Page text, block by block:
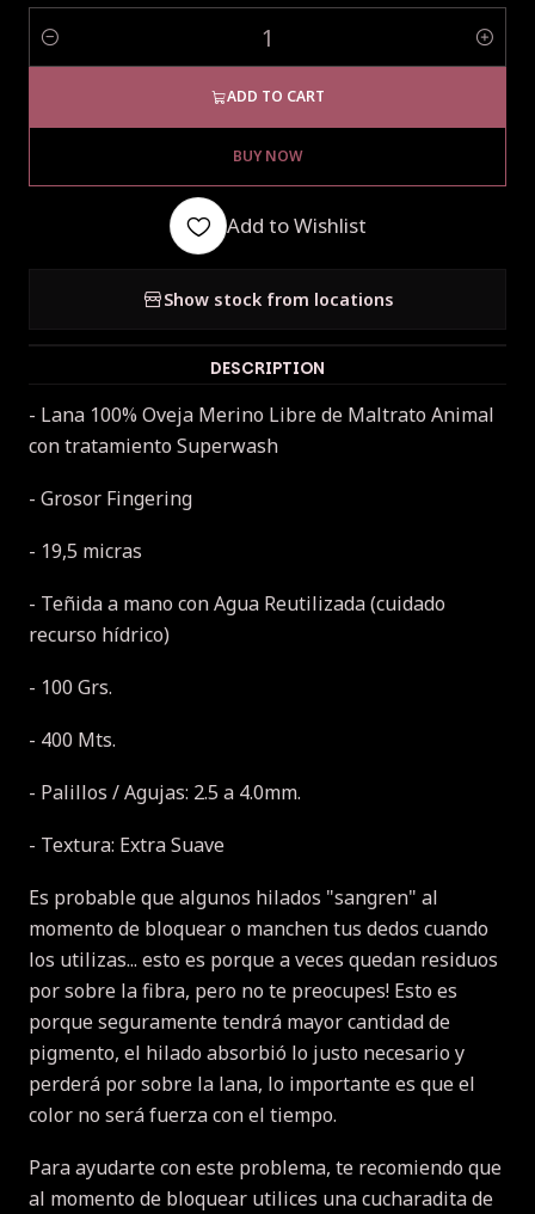
Quantity
ADD TO CART
BUY NOW
Add to Wishlist
Show stock from locations
DESCRIPTION
- Lana 100% Oveja Merino Libre de Maltrato Animal
con tratamiento Superwash
- Grosor Fingering
- 19,5 micras
- Teñida a mano con Agua Reutilizada (cuidado
recurso hídrico)
- 100 Grs.
- 400 Mts.
- Palillos / Agujas: 2.5 a 4.0mm.
- Textura: Extra Suave
Es probable que algunos hilados "sangren" al
momento de bloquear o manchen tus dedos cuando
los utilizas... esto es porque a veces quedan residuos
por sobre la fibra, pero no te preocupes! Esto es
porque seguramente tendrá mayor cantidad de
pigmento, el hilado absorbió lo justo necesario y
perderá por sobre la lana, lo importante es que el
color no será fuerza con el tiempo.
Para ayudarte con este problema, te recomiendo que
al momento de bloquear utilices una cucharadita de